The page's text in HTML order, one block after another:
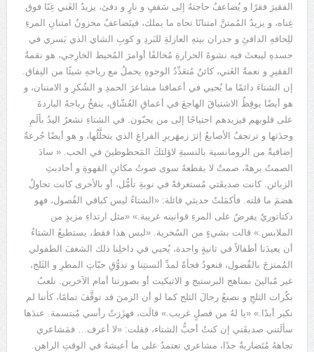
الفقيرَ فقرًا و يُضاعفُ حاجتهُ إلى سَقفٍ و نارٍ و دفئ، يزيدُ الغَني غِنًا فوق
غِناه، و يزيدُ المُمتنَّ امتنانًا تجاه ما يملك، فيتَضاعفُ مخزونُ امتنانِ المرءِ
للِحافهِ الدافئِ و جدران بيتهِ العازلةِ للبَردِ و كوبِ الشاي الذي يَسري في
جسدهِ ليبعثَ فيه نشوةَ الحرارةِ مُخالفًا أوامرَ المُحيط الخارِجي، هو نقمةُ
الفقيرِ و نعمةُ الغَني، كائنٌ مُتعَدِّدُ الوجوهِ يحملُ مع رياحهِ شيئًا من النِفاق.
إن الشتاءَ دائمًا ما يُحيي في أعماقنا مشاعرَ الحمدِ و الشُكرِ و الامتنان، و
هو أيضًا يوقِظُ الاشتياقَ الهاجعَ في أعماقِ العُشّاق، ينفخُ رياحهُ الباردةَ
على قلوبهم فيزيدهم احتياجًا إلى من يحبّون. في الشتاءِ تشعرُ اليدُ بألَمِ
وحدَتها و ترتجفُ الأصابعُ إثرَ زمهَريرِ الفراغِ الذي يتخلَّلُها، و هو أيضًا جُرعةٌ
إضافيةٌ من الرومانسية بالنسبةِ لاؤلئكَ المَحظوظينَ في الحب. « سادَ
الصمتُ برهةً، صمتٌ لا يقطعهُ سوى صوتُ مكائنِ القهوةِ و أحاديثِ
الزبائن. كانت صديقَتي مُستغرقةً في نوبةِ تأمُّل، أو بالأحرى كانت تحاولُ
هضمَ ما قلته. فأكمَلتُ حديثي قائلة: «الشتاءُ ليس كباقي الفُصول، فهو
دكتاتوريٌ يفرضُ على المرءِ قوانينه غريبة.» «مثل ارتداءِ مزيدٍ من
الملابس.» قالت بشيءٍ من السُخرية. «ليس هذا فقط، يستطيعُ الشتاءُ
أن يعيدَنا أطفالاً في ثانيةٍ واحدة، يُحيي في داخلِنا ذلك الشغفَ الطفولي
المُمتزجَ بالفُضول، فنعودُ فجأةً لمدِّ ألسنتِنا و تذوُّقِ حبّاتِ المطرِ و الثَلج،
غير مُبالينَ بمناهج البرستيج و الاتيكيت أو بصورتنا أمام الآخرين. نلعبُ
بكُرات الثلجِ و نصنعُ رجالَ الثلج كما لو أن الزمنَ قد توقَّفَ تمامًا، كأننا لم
نكبر أبدًا.» «يا لهُ من فصلٍ غريب.» قالَت، فهزَزتُ رأسي مُبتسمة. عندَها
سألَتني صديقَتي إن كنتُ أحبُّ الشتاء، فقلت: «لا أعرف… فمَشاعري
تجاههُ مُتَضاربةٌ جدًا، مشاعري تعتمدُ على ما أعيشهُ في الوقتِ الراهن.